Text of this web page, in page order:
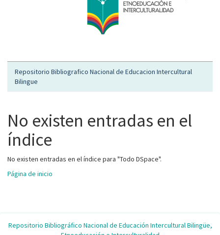
Repositorio Bibliografico Nacional de Educacion Intercultural
Bilingue
No existen entradas en el
índice
No existen entradas en el índice para "Todo DSpace".
Página de inicio
Repositorio Bibliográfico Nacional de Educación Intercultural Bilingüe,